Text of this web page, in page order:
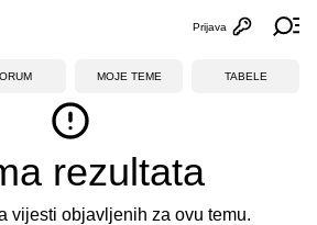
Otvori
Prijava
MOJE TEME TABELE
rezultata
vijesti objavljenih za ovu temu.